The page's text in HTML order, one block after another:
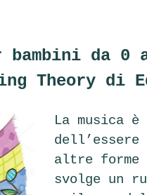
da 0
Theory di
La musica
altre forme
svolge un